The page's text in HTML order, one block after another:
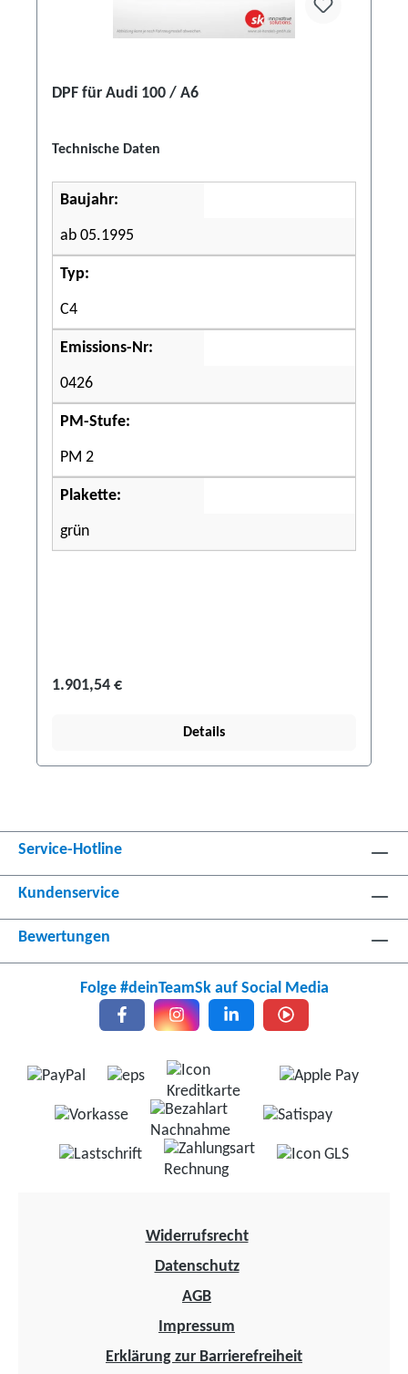
DPF für Audi 100 / A6
Technische Daten
Baujahr:
ab 05.1995
Typ:
C4
Emissions-Nr:
0426
PM-Stufe:
PM 2
Plakette:
grün
1.901,54 €
Details
Service-Hotline
Kundenservice
Bewertungen
Folge #deinTeamSk auf Social Media
Widerrufsrecht
Datenschutz
AGB
Impressum
Erklärung zur Barrierefreiheit